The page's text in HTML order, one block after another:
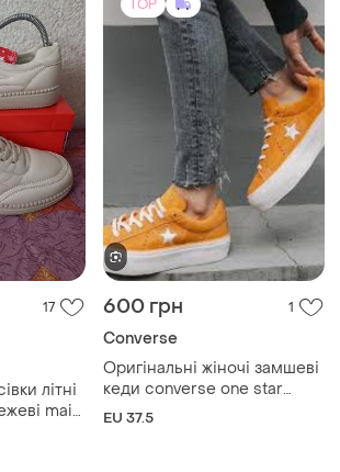
17
літні
mai
TOP
600 грн 1
Converse
Оригінальні жіночі замшеві
кеди converse one star
platform ox field orange
EU 37.5